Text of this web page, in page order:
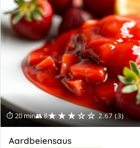
⏱ 20 min👥 8★★★☆☆ 2.67 (3)
Aardbeiensaus